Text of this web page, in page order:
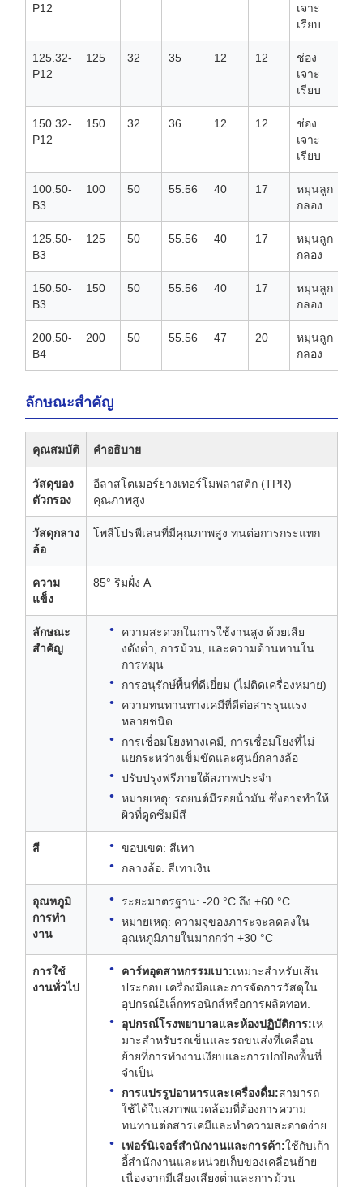
P12
เจาะ
เรียบ
125.32-
P12
125 32 35 12 12
ช่อง
เจาะ
เรียบ
150.32-
P12
150 32 36 12 12
ช่อง
เจาะ
เรียบ
100.50-
B3
100 50 55.56 40 17
หมุนลูก
กลอง
125.50-
B3
125 50 55.56 40 17
หมุนลูก
กลอง
150.50-
B3
150 50 55.56 40 17
หมุนลูก
กลอง
200.50-
B4
200 50 55.56 47 20
หมุนลูก
กลอง
ลักษณะสําคัญ
คุณสมบัติ คําอธิบาย
วัสดุของ
ตัวกรอง
อีลาสโตเมอร์ยางเทอร์โมพลาสติก (TPR)
คุณภาพสูง
วัสดุกลาง
ล้อ
โพลีโปรพีเลนที่มีคุณภาพสูง ทนต่อการกระแทก
ความ
แข็ง
85° ริมฝั่ง A
ลักษณะ
สําคัญ
ความสะดวกในการใช้งานสูง ด้วยเสีย
งดังต่ํา, การม้วน, และความต้านทานใน
การหมุน
การอนุรักษ์พื้นที่ดีเยี่ยม (ไม่ติดเครื่องหมาย)
ความทนทานทางเคมีที่ดีต่อสารรุนแรง
หลายชนิด
การเชื่อมโยงทางเคมี, การเชื่อมโยงที่ไม่
แยกระหว่างเข็มขัดและศูนย์กลางล้อ
ปรับปรุงฟรีภายใต้สภาพประจํา
หมายเหตุ: รถยนต์มีรอยน้ํามัน ซึ่งอาจทําให้
ผิวที่ดูดซึมมีสี
สี
ขอบเขต: สีเทา
กลางล้อ: สีเทาเงิน
อุณหภูมิ
การทํา
งาน
ระยะมาตรฐาน: -20 °C ถึง +60 °C
หมายเหตุ: ความจุของภาระจะลดลงใน
อุณหภูมิภายในมากกว่า +30 °C
การใช้
งานทั่วไป
คาร์ทอุตสาหกรรมเบา:เหมาะสําหรับเส้น
ประกอบ เครื่องมือและการจัดการวัสดุใน
อุปกรณ์อิเล็กทรอนิกส์หรือการผลิตทอท.
อุปกรณ์โรงพยาบาลและห้องปฏิบัติการ:เห
มาะสําหรับรถเข็นและรถขนส่งที่เคลื่อน
ย้ายที่การทํางานเงียบและการปกป้องพื้นที่
จําเป็น
การแปรรูปอาหารและเครื่องดื่ม:สามารถ
ใช้ได้ในสภาพแวดล้อมที่ต้องการความ
ทนทานต่อสารเคมีและทําความสะอาดง่าย
เฟอร์นิเจอร์สํานักงานและการค้า:ใช้กับเก้า
อี้สํานักงานและหน่วยเก็บของเคลื่อนย้าย
เนื่องจากมีเสียงเสียงต่ําและการม้วน